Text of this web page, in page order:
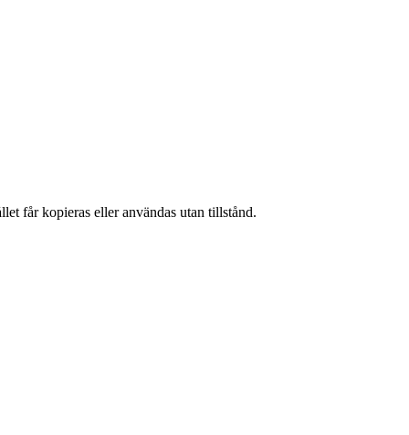
får kopieras eller användas utan tillstånd.